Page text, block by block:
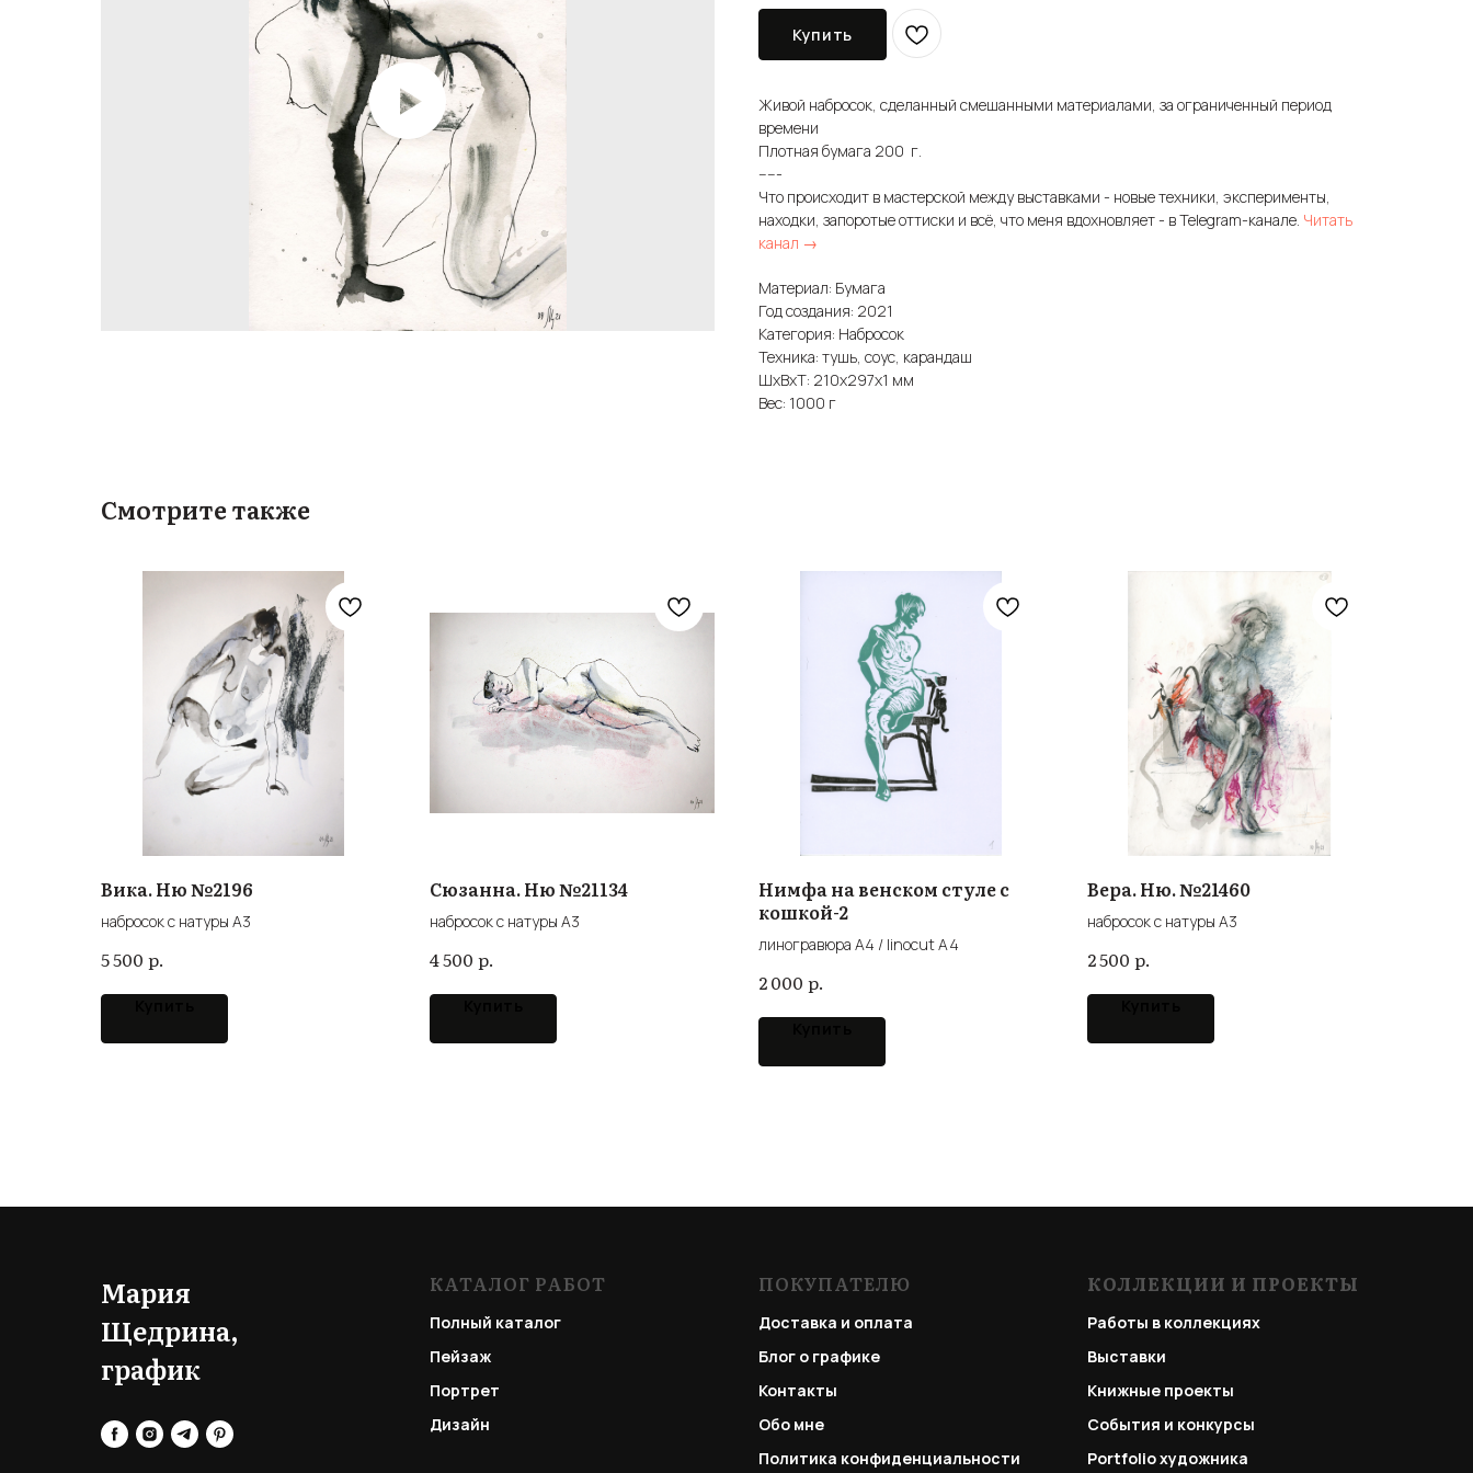
Купить
Живой набросок, сделанный смешанными материалами, за ограниченный период
времени
Плотная бумага 200 г.
-----
Что происходит в мастерской между выставками - новые техники, эксперименты,
находки, запоротые оттиски и всё, что меня вдохновляет - в Telegram-канале. Читать
канал →
Материал: Бумага
Год создания: 2021
Категория: Набросок
Техника: тушь, соус, карандаш
ШxВxТ: 210x297x1 мм
Вес: 1000 г
Смотрите также
Вика. Ню №2196
набросок с натуры А3
5 500 р.
Сюзанна. Ню №21134
набросок с натуры А3
4 500 р.
Нимфа на венском стуле с
кошкой-2
линогравюра А4 / linocut A4
2 000 р.
Вера. Ню. №21460
набросок с натуры А3
2 500 р.
Мария
Щедрина,
график
КАТАЛОГ РАБОТ
Полный каталог
Пейзаж
Портрет
Дизайн
ПОКУПАТЕЛЮ
Доставка и оплата
Блог о графике
Контакты
Обо мне
Политика конфиденциальности
КОЛЛЕКЦИИ И ПРОЕКТЫ
Работы в коллекциях
Выставки
Книжные проекты
События и конкурсы
Portfolioхудожника